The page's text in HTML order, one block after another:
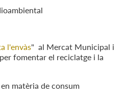
l'envàs" al Mercat Municipal i
fomentar el reciclatge i la
matèria de consum